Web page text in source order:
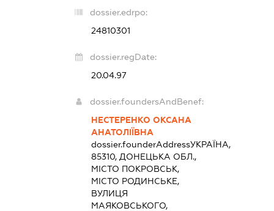
dossier.edrpo:
24810301
dossier.regDate:
20.04.97
dossier.foundersAndBenef:
НЕСТЕРЕНКО ОКСАНА
АНАТОЛІЇВНА
dossier.founderAddressУКРАЇНА,
85310, ДОНЕЦЬКА ОБЛ.,
МІСТО ПОКРОВСЬК,
МІСТО РОДИНСЬКЕ,
ВУЛИЦЯ
МАЯКОВСЬКОГО,